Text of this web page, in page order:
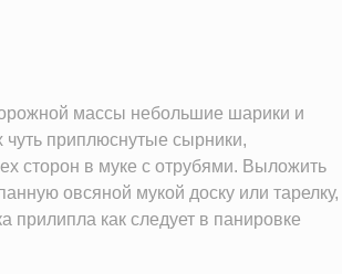
порции
массы небольшие шарики и
чуть приплюснутые сырники,
сторон в муке с отрубями. Выложить
овсяной мукой доску или тарелку,
прилипла как следует в панировке